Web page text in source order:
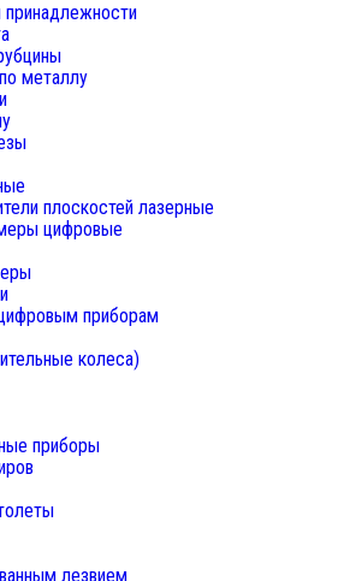
принадлежности
металлу
плоскостей лазерные
цифровые
приборам
колеса)
приборы
лезвием